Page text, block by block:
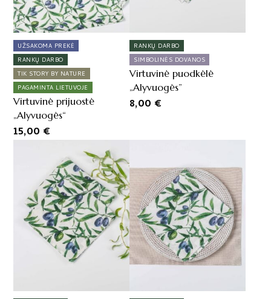
UŽSAKOMA PREKĖ
RANKŲ DARBO
TIK STORY BY NATURE
PAGAMINTA LIETUVOJE
Virtuvinė prijuostė
„Alyvuogės“
15,00 €
RANKŲ DARBO
SIMBOLINĖS DOVANOS
Virtuvinė puodkėlė
„Alyvuogės”
8,00 €